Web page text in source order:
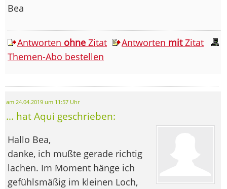
Bea
Antworten ohne Zitat Antworten mitZitat
Themen-Abo bestellen
am 24.04.2019 um 11:57 Uhr
... hat Aqui geschrieben:
Hallo Bea,
danke, ich mußte gerade richtig
lachen. Im Moment hänge ich
gefühlsmäßig im kleinen Loch,